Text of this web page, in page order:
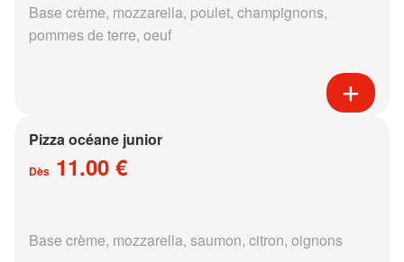
Base crème, mozzarella, poulet, champignons,
pommes de terre, oeuf
Pizza océane junior
Dès 11.00 €
Base crème, mozzarella, saumon, citron, oignons